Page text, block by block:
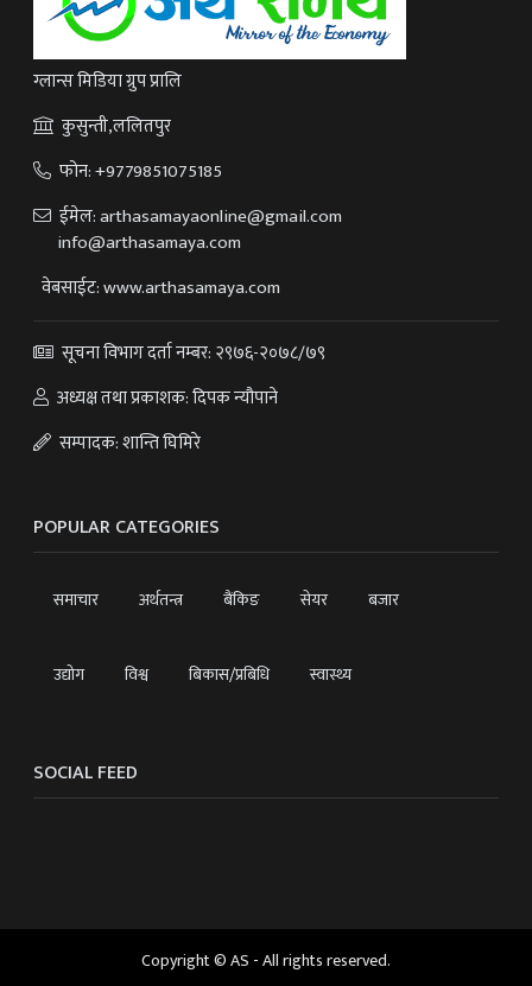
ग्लान्स मिडिया ग्रुप प्रालि
कुसुन्ती,ललितपुर
फोन:+9779851075185
ईमेल:arthasamayaonline@gmail.com
info@arthasamaya.com
वेबसाईट: www.arthasamaya.com
सूचना विभाग दर्ता नम्बर: २९७६-२०७८/७९
अध्यक्ष तथा प्रकाशक: दिपक न्यौपाने
सम्पादक: शान्ति घिमिरे
POPULAR CATEGORIES
समाचार अर्थतन्त्र बैंकिङ सेयर बजार
उद्योग विश्व बिकास/प्रबिधि स्वास्थ्य
SOCIAL FEED
Copyright © AS - All rights reserved.